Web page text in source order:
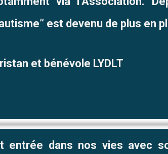
est devenu de plus en
et bénévole LYDLT
entrée dans nos vies avec